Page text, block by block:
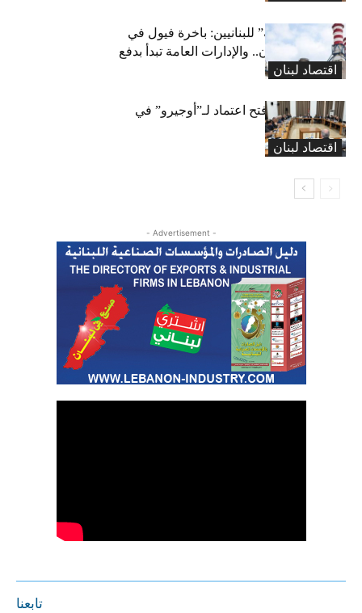
اقتصاد لبنان
بشرى “كهربائية” للبنانيين: باخرة فيول في
طريقها إلى لبنان.. والإدارات العامة تبدأ بدفع
متوجباتها
اقتصاد لبنان
لجنة المال تقرّ فتح اعتماد لـ”أوجيرو” في
موازنة 2026
- Advertisement -
تابعنا